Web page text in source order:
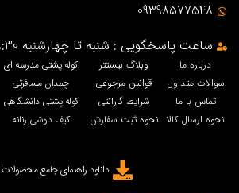
09398577548
ساعت پاسخگویی : شنبه تا چهارشنبه 8:30 تا 17:30
درباره ما
سوالات متداول
تماس با ما
نحوه ارسال کالا
وبلاگ بیستتر
قوانین مرجوعی
شرایط گارانتی
نحوه ثبت سفارش
کوله پشتی مدرسه ای
چمدان مسافرتی
کوله پشتی دانشگاهی
کیف دوشی زنانه
دانلود راهنمای جامع محصولات